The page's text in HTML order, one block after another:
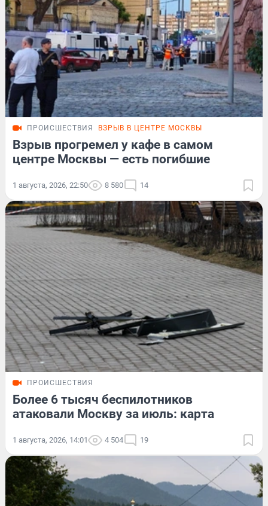
ПРОИСШЕСТВИЯ ВЗРЫВ В ЦЕНТРЕ МОСКВЫ
Взрыв прогремел у кафе в самом
центре Москвы — есть погибшие
1 августа, 2026, 22:50 8 580 14
ПРОИСШЕСТВИЯ
Более 6 тысяч беспилотников
атаковали Москву за июль: карта
1 августа, 2026, 14:01 4 504 19